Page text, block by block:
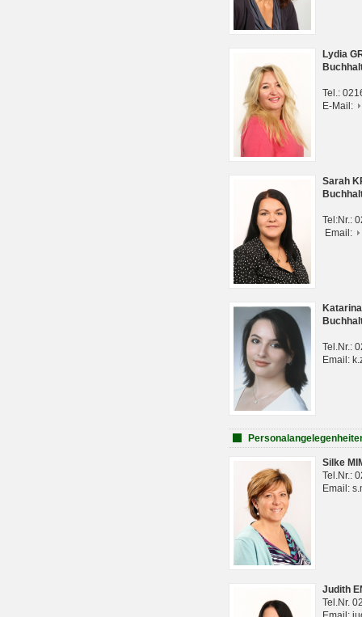
Lydia
Tel.:
E-Mail:
Sarah
Tel:Nr.:
Email:
Tel.Nr.:
Email:
Silke
Tel.Nr.:
Email:
Judith
Tel.Nr.